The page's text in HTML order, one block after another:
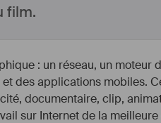
film.
: un réseau, un moteur
des applications mobiles.
documentaire, clip,
sur Internet de la